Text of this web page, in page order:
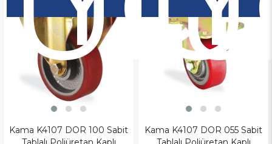
Kama K4107 DOR 100 Sabit
Kama K4107 DOR 055 Sabit